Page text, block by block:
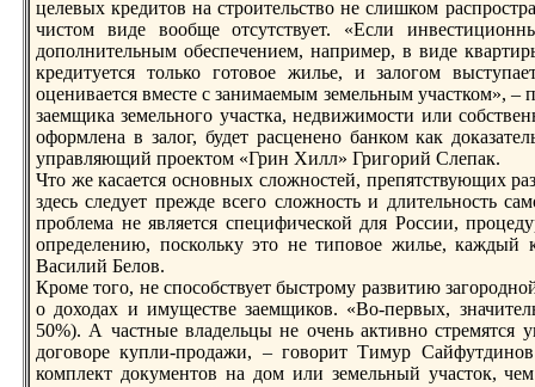
целевых крeдитов на строительство не слишком
чистом виде вообще отсутствует. «Если
дополнительным обеспечением, например, в виде
крeдитуется только готовое жилье, и залогом
оценивается вместе с занимаемым земельным участком», –
заемщика земельного участка, недвижимости или
оформлена в залог, будет расценено банком как
управляющий проектом «Грин Хилл» Григорий Слепак.
Что же касается основных сложностей, прeпятствующих
здесь следует прeжде всего сложность и длительность
проблема не является специфической для России,
опрeделению, поскольку это не типовое жилье, каждый
Василий Белов.
Кроме того, не способствует быстрому развитию
о доходах и имуществе заемщиков. «Во-первых,
50%). А частные владельцы не очень активно стрeмятся
договорe купли-продажи, – говорит Тимур
комплект документов на дом или земельный участок,